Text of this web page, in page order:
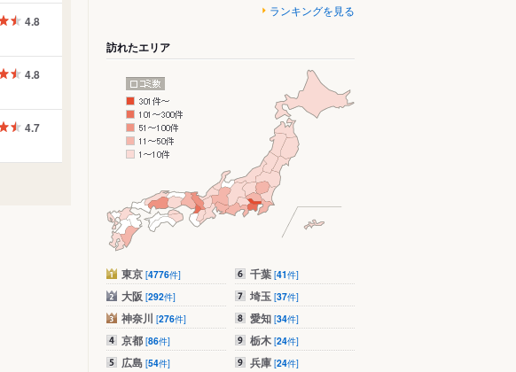
4.8
4.8
4.7
ランキングを見る
訪れたエリア
東京 [4776件]
大阪 [292件]
神奈川 [276件]
京都 [86件]
広島 [54件]
千葉 [41件]
埼玉 [37件]
愛知 [34件]
栃木 [24件]
兵庫 [24件]